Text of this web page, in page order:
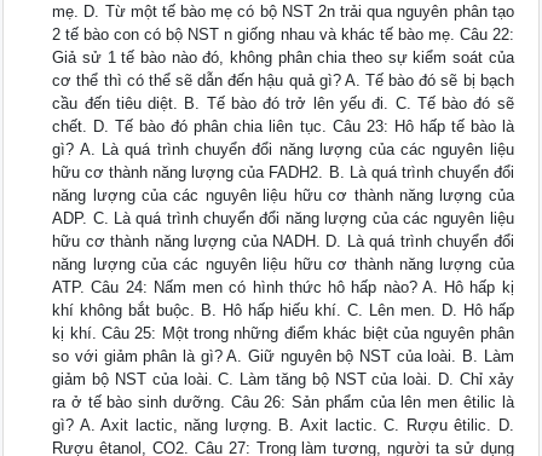
mẹ. D. Từ một tế bào mẹ có bộ NST 2n trải qua nguyên phân tạo
2 tế bào con có bộ NST n giống nhau và khác tế bào mẹ. Câu 22:
Giả sử 1 tế bào nào đó, không phân chia theo sự kiểm soát của
cơ thể thì có thể sẽ dẫn đến hậu quả gì? A. Tế bào đó sẽ bị bạch
cầu đến tiêu diệt. B. Tế bào đó trở lên yếu đi. C. Tế bào đó sẽ
chết. D. Tế bào đó phân chia liên tục. Câu 23: Hô hấp tế bào là
gì? A. Là quá trình chuyển đổi năng lượng của các nguyên liệu
hữu cơ thành năng lượng của FADH2. B. Là quá trình chuyển đổi
năng lượng của các nguyên liệu hữu cơ thành năng lượng của
ADP. C. Là quá trình chuyển đổi năng lượng của các nguyên liệu
hữu cơ thành năng lượng của NADH. D. Là quá trình chuyển đổi
năng lượng của các nguyên liệu hữu cơ thành năng lượng của
ATP. Câu 24: Nấm men có hình thức hô hấp nào? A. Hô hấp kị
khí không bắt buộc. B. Hô hấp hiếu khí. C. Lên men. D. Hô hấp
kị khí. Câu 25: Một trong những điểm khác biệt của nguyên phân
so với giảm phân là gì? A. Giữ nguyên bộ NST của loài. B. Làm
giảm bộ NST của loài. C. Làm tăng bộ NST của loài. D. Chỉ xảy
ra ở tế bào sinh dưỡng. Câu 26: Sản phẩm của lên men êtilic là
gì? A. Axit lactic, năng lượng. B. Axit lactic. C. Rượu êtilic. D.
Rượu êtanol, CO2. Câu 27: Trong làm tương, người ta sử dụng